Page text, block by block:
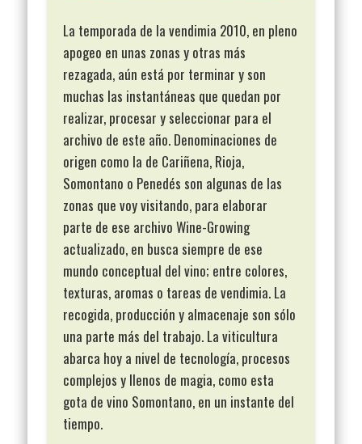
La temporada de la vendimia 2010, en pleno
apogeo en unas zonas y otras más
rezagada, aún está por terminar y son
muchas las instantáneas que quedan por
realizar, procesar y seleccionar para el
archivo de este año. Denominaciones de
origen como la de Cariñena, Rioja,
Somontano o Penedés son algunas de las
zonas que voy visitando, para elaborar
parte de ese archivo Wine-Growing
actualizado, en busca siempre de ese
mundo conceptual del vino; entre colores,
texturas, aromas o tareas de vendimia. La
recogida, producción y almacenaje son sólo
una parte más del trabajo. La viticultura
abarca hoy a nivel de tecnología, procesos
complejos y llenos de magia, como esta
gota de vino Somontano, en un instante del
tiempo.